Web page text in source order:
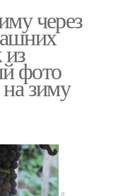
через
фото
зиму